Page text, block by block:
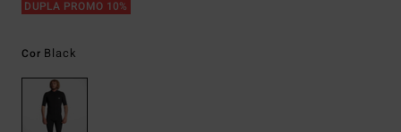
DUPLA PROMO 10%
Cor Black